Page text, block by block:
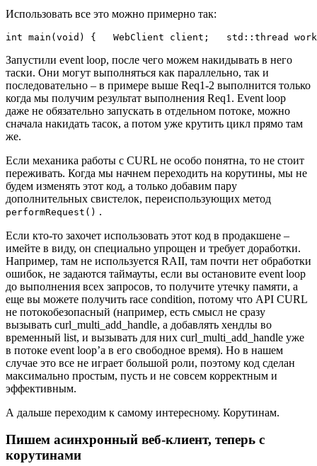
Использовать все это можно примерно так:
int main(void) {   WebClient client;   std::thread
Запустили event loop, после чего можем накидывать в него
таски. Они могут выполняться как параллельно, так и
последовательно – в примере выше Req1-2 выполнится только
когда мы получим результат выполнения Req1. Event loop
даже не обязательно запускать в отдельном потоке, можно
сначала накидать тасок, а потом уже крутить цикл прямо там
же.
Если механика работы с CURL не особо понятна, то не стоит
переживать. Когда мы начнем переходить на корутины, мы не
будем изменять этот код, а только добавим пару
дополнительных свистелок, переиспользующих метод
performRequest() .
Если кто-то захочет использовать этот код в продакшене –
имейте в виду, он специально упрощен и требует доработки.
Например, там не используется RAII, там почти нет обработки
ошибок, не задаются таймауты, если вы остановите event loop
до выполнения всех запросов, то получите утечку памяти, а
еще вы можете получить race condition, потому что API CURL
не потокобезопасный (например, есть смысл не сразу
вызывать curl_multi_add_handle, а добавлять хендлы во
временный list, и вызывать для них curl_multi_add_handle уже
в потоке event loop’а в его свободное время). Но в нашем
случае это все не играет большой роли, поэтому код сделан
максимально простым, пусть и не совсем корректным и
эффективным.
А дальше переходим к самому интересному. Корутинам.
Пишем асинхронный веб-клиент, теперь с
корутинами